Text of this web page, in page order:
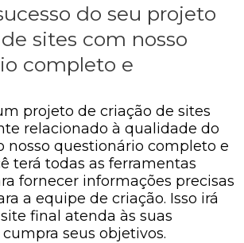
do seu projeto
sites com nosso
completo e
projeto de criação de sites
relacionado à qualidade do
nosso questionário completo e
terá todas as ferramentas
fornecer informações precisas
a equipe de criação. Isso irá
final atenda às suas
seus objetivos.